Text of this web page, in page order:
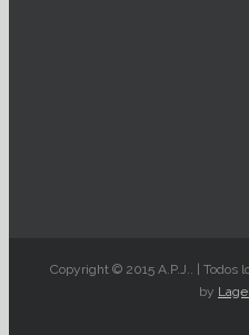
Copyright © 2015 A.P.J.. | Todos
by